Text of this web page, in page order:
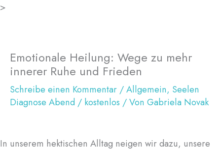
>
Emotionale Heilung: Wege zu mehr
innerer Ruhe und Frieden
Schreibe einen Kommentar /Allgemein, Seelen
Diagnose Abend / kostenlos / Von Gabriela Novak
In unserem hektischen Alltag neigen wir dazu, unsere